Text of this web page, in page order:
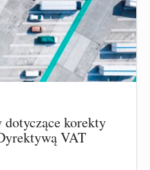
dotyczące korekty
VAT